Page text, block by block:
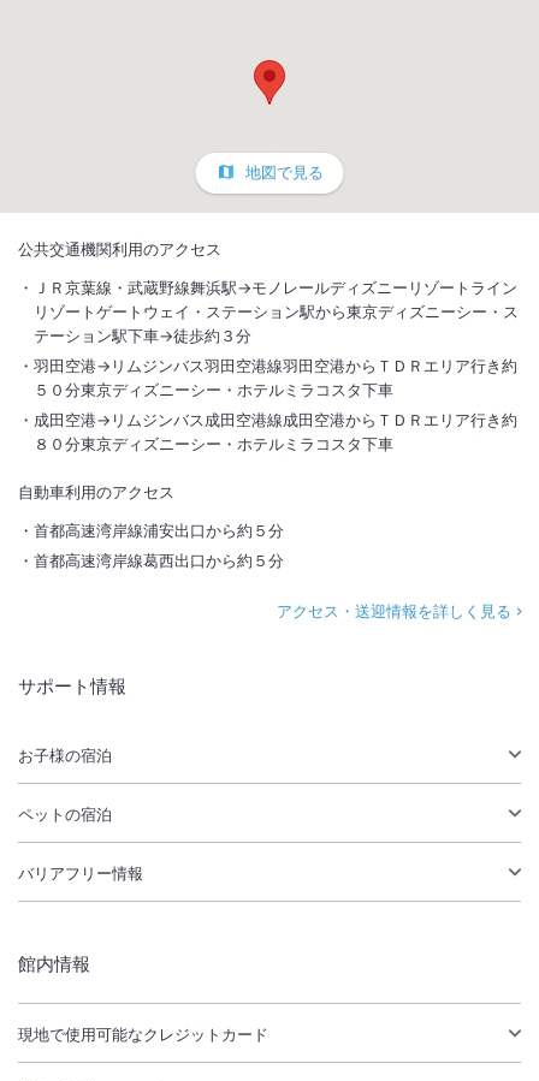
地図で見る
公共交通機関利用のアクセス
ＪＲ京葉線・武蔵野線舞浜駅→モノレールディズニーリゾートライン
リゾートゲートウェイ・ステーション駅から東京ディズニーシー・ス
テーション駅下車→徒歩約３分
羽田空港→リムジンバス羽田空港線羽田空港からＴＤＲエリア行き約
５０分東京ディズニーシー・ホテルミラコスタ下車
成田空港→リムジンバス成田空港線成田空港からＴＤＲエリア行き約
８０分東京ディズニーシー・ホテルミラコスタ下車
自動車利用のアクセス
首都高速湾岸線浦安出口から約５分
首都高速湾岸線葛西出口から約５分
アクセス・送迎情報を詳しく見る
サポート情報
お子様の宿泊
ペットの宿泊
バリアフリー情報
館内情報
現地で使用可能なクレジットカード